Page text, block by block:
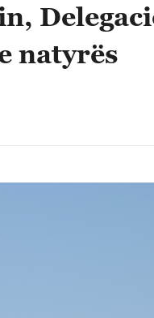
natyrës